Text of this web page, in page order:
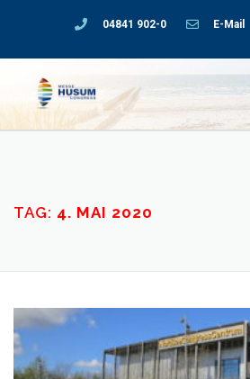
04841 902-0 E-Mail
TAG: 4. MAI 2020